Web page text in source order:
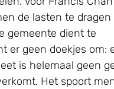
de lasten te dragen
gemeente dient te
er geen doekjes om:
is helemaal geen
Het spoort